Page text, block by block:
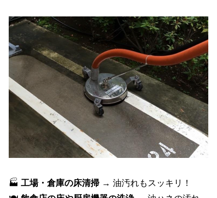
🏭 工場・倉庫の床清掃→ 油汚れもスッキリ！